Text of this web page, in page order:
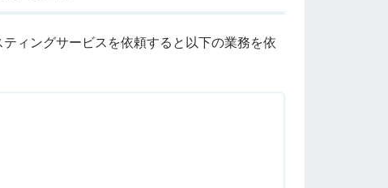
ィングサービスを依頼すると以下の業務を依